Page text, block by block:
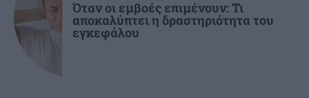
Όταν οι εμβοές επιμένουν: Τι
αποκαλύπτει η δραστηριότητα του
εγκεφάλου